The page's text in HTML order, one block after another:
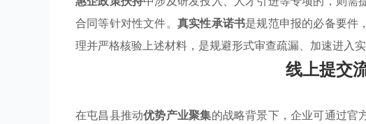
合同等针对性文件。 真实性承诺书是规范申报的必备要件
理并严格核验上述材料，是规避形式审查疏漏、加速进入
线上提交
在屯昌县推动优势产业聚集的战略背景下，企业可通过官